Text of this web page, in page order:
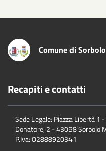
Comune di
Recapiti e contatti
Sede Legale: Piazza Libertà
Donatore, 2 - 43058 Sorbolo
P.Iva:02888920341